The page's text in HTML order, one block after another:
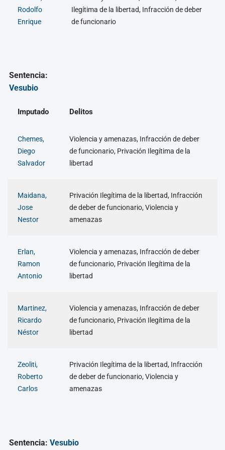
Rodolfo
Enrique
Ilegítima de la libertad, Infracción de deber
de funcionario
Sentencia:
Vesubio
Imputado Delitos
Chemes,
Diego
Salvador
Violencia y amenazas, Infracción de deber
de funcionario, Privación Ilegítima de la
libertad
Maidana,
Jose
Nestor
Privación Ilegítima de la libertad, Infracción
de deber de funcionario, Violencia y
amenazas
Erlan,
Ramon
Antonio
Violencia y amenazas, Infracción de deber
de funcionario, Privación Ilegítima de la
libertad
Martinez,
Ricardo
Néstor
Violencia y amenazas, Infracción de deber
de funcionario, Privación Ilegítima de la
libertad
Zeoliti,
Roberto
Carlos
Privación Ilegítima de la libertad, Infracción
de deber de funcionario, Violencia y
amenazas
Sentencia:Vesubio